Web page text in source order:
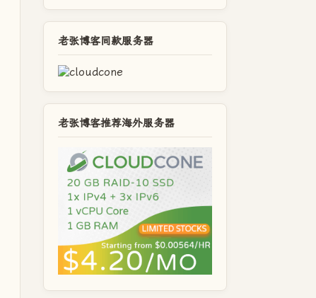
老张博客同款服务器
老张博客推荐海外服务器